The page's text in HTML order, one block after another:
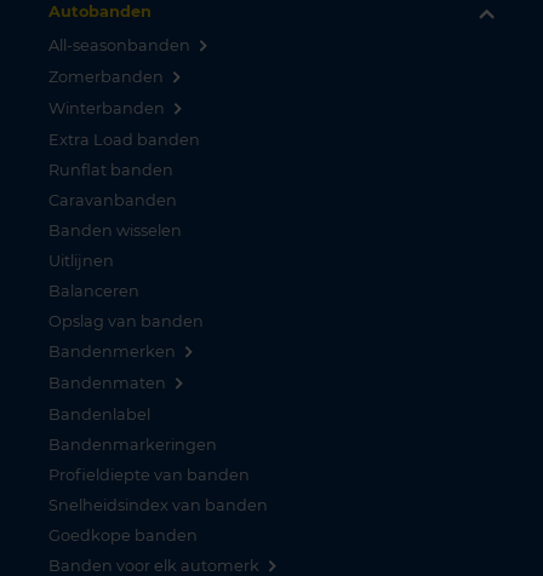
Autobanden
All-seasonbanden
Zomerbanden
Winterbanden
Extra Load banden
Runflat banden
Caravanbanden
Banden wisselen
Uitlijnen
Balanceren
Opslag van banden
Bandenmerken
Bandenmaten
Bandenlabel
Bandenmarkeringen
Profieldiepte van banden
Snelheidsindex van banden
Goedkope banden
Banden voor elk automerk